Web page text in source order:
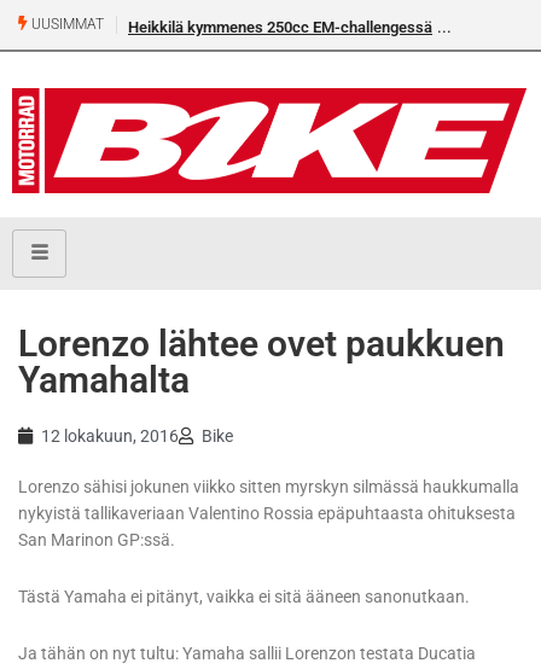
UUSIMMAT Heikkilä kymmenes 250cc EM-challengessä
Lorenzo lähtee ovet paukkuen
Yamahalta
12 lokakuun, 2016 Bike
Lorenzo sähisi jokunen viikko sitten myrskyn silmässä haukkumalla
nykyistä tallikaveriaan Valentino Rossia epäpuhtaasta ohituksesta
San Marinon GP:ssä.
Tästä Yamaha ei pitänyt, vaikka ei sitä ääneen sanonutkaan.
Ja tähän on nyt tultu: Yamaha sallii Lorenzon testata Ducatia